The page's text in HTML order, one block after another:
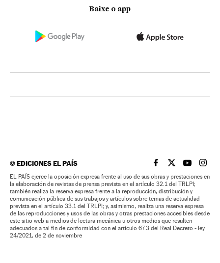
Baixe o app
©EDICIONES EL PAÍS EL PAÍS BRASIL EN
EL PAÍSEL PAÍS
EL
EL PAÍS ejerce la oposición expresa frente al uso de sus obras y prestaciones en
la elaboración de revistas de prensa prevista en el artículo 32.1 del TRLPI;
también realiza la reserva expresa frente a la reproducción, distribución y
comunicación pública de sus trabajos y artículos sobre temas de actualidad
prevista en el artículo 33.1 del TRLPI; y, asimismo, realiza una reserva expresa
de las reproducciones y usos de las obras y otras prestaciones accesibles desde
este sitio web a medios de lectura mecánica u otros medios que resulten
adecuados a tal fin de conformidad con el artículo 67.3 del Real Decreto - ley
24/2021, de 2 de noviembre